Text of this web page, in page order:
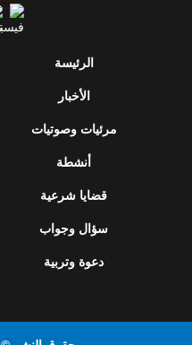
الرئيسة
الأخبار
مرئيات وصوتيات
أنشطة
قضايا شرعية
سؤال وجواب
دعوة وتربية